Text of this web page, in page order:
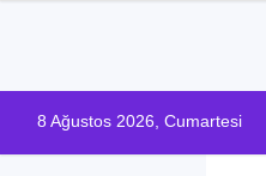
8 Ağustos 2026, Cumartesi